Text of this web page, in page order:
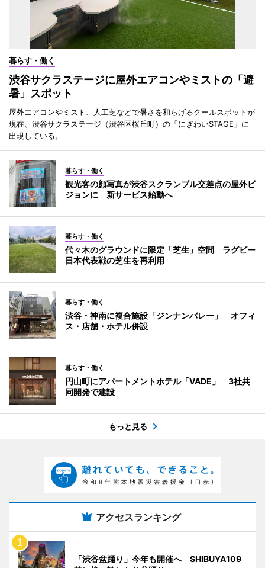
暮らす・働く
渋谷サクラステージに屋外エアコンやミストの「避
暑」スポット
屋外エアコンやミスト、人工芝などで暑さを和らげるクールスポットが
現在、渋谷サクラステージ（渋谷区桜丘町）の「にぎわいSTAGE」に
出現している。
暮らす・働く
観光客の顔写真が渋谷スクランブル交差点の屋外ビ
ジョンに 新サービス始動へ
暮らす・働く
代々木のグラウンドに限定「芝生」空間 ラグビー
日本代表戦の芝生を再利用
暮らす・働く
渋谷・神南に複合施設「ジンナンバレー」 オフィ
ス・店舗・ホテル併設
暮らす・働く
円山町にアパートメントホテル「VADE」 3社共
同開発で建設
もっと見る
アクセスランキング
「渋谷盆踊り」今年も開催へ SHIBUYA109